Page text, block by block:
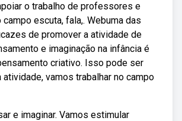
o trabalho de professores e
escuta, fala,. Webuma das
de promover a atividade de
e imaginação na infância é
criativo. Isso pode ser
vamos trabalhar no campo
e imaginar. Vamos estimular